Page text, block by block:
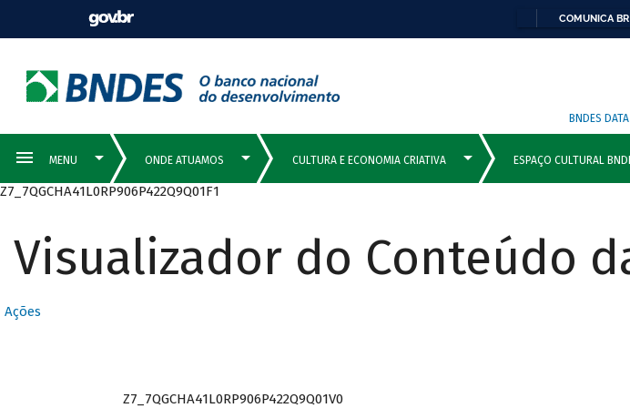
COMUNICA BR
BNDES DATA
Z7_7QGCHA41L0RP906P422Q9Q01F1
Visualizador do Conteúdo
Ações
Z7_7QGCHA41L0RP906P422Q9Q01V0